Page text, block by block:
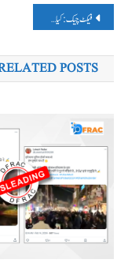
پوسٹوں
کی
نیویگیشن
فیکٹ چیک: کیا مرکزی بجٹ 2025 کے دوران مالیاتی وزیر نرملا سیتارمن اور چیف الیکشن کمشنر راجیو کمار بجٹ دستاویز کے ساتھ نظر آئے؟ نہیں، وائرل دعویٰ غلط ہے۔
POSTS